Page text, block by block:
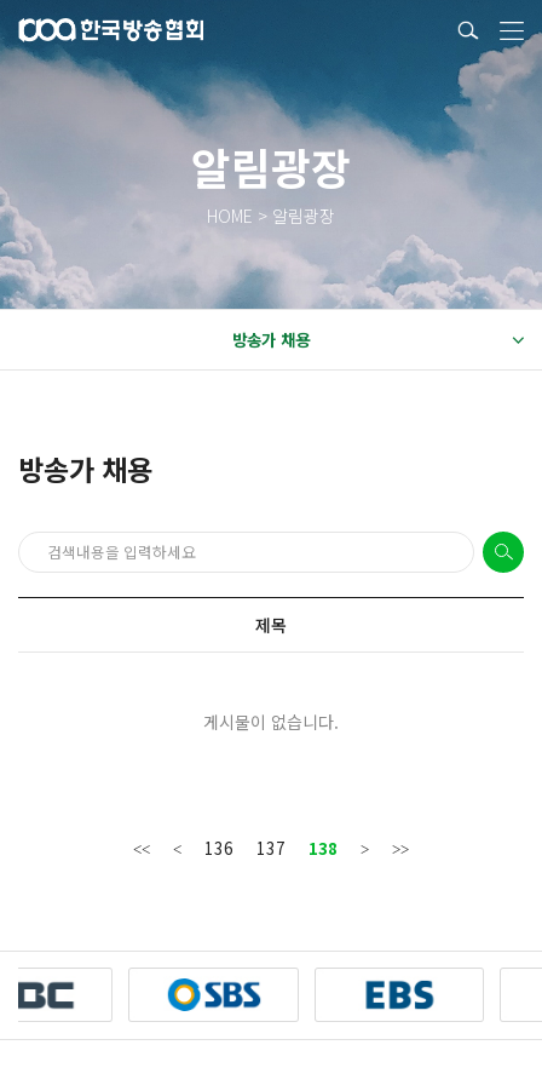
알림광장
HOME > 알림광장
방송가 채용
방송가 채용
제목
게시물이 없습니다.
136 137 138